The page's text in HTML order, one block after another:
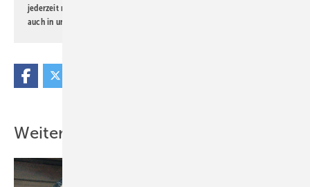
jederzeit möglich. Informationen zum Umgang mit Daten finden Sie
auch in unserer
Weitere Inhalte